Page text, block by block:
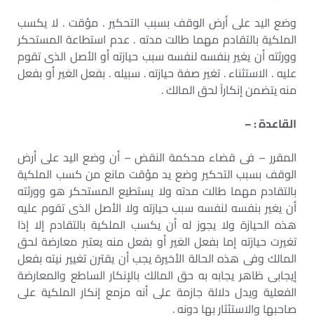
وضع اليد على أرض الوقف بسبب التحكير . مؤقت . لا يكسب
الملكية بالتقادم مهما طالت مدته . عدم استطاعة المستحكر
وورثته أن يغير بنفسه لنفسه سبب حيازته أو الأصل الذى تقوم
عليه . الاستثناء . تغير صفة حيازته . سبيله . بفعل الغير أو بفعل
منه يتضمن إنكاراً لحق المالك .
القاعدة : –
المقرر – فى قضاء محكمة النقض – أن وضع اليد على أرض
الوقف بسبب التحكير وضع يد مؤقت مانع من كسب الملكية
بالتقادم مهما طالت مدته ولا يستطيع المستحكر هو وورثته
أن يغير بنفسه لنفسه سبب حيازته ولا الأصل الذى تقوم عليه
هذه الحيازة ولا يجوز له أن يكسب الملكية بالتقادم إلا إذا
تغيرت حيازته إما بفعل الغير أو بفعل منه يعتبر معارضة لحق
المالك وفى هذه الحالة الأخيرة يجب أن يقترن تغيير نيته بفعل
إيجابى ظاهر يجابه به حق المالك بالإنكار الساطع والمعارضة
الفعلية ويدل دلالة جازمة على أنه مزمع إنكار الملكية على
صاحبها والاستئثار بها دونه .